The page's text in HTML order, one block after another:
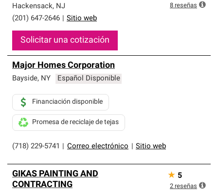
Hackensack, NJ
(201) 647-2646
Sitio web
Solicitar una cotización
8 reseñas
Major Homes Corporation
Bayside, NY Español Disponible
(718) 229-5741 Correo electrónico Sitio web
Financiación disponible
Promesa de reciclaje de tejas
GIKAS PAINTING AND
CONTRACTING
★ 5
2 reseñas